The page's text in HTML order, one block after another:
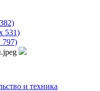
531)
797)
и техника